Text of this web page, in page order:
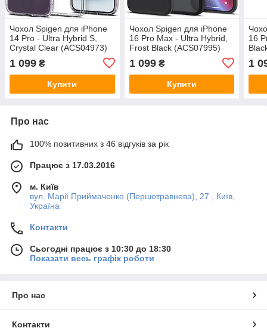
Чохол Spigen для iPhone
14 Pro - Ultra Hybrid S,
Crystal Clear (ACS04973)
1 099 ₴
Купити
Чохол Spigen для iPhone
16 Pro Max - Ultra Hybrid,
Frost Black (ACS07995)
1 099₴
Купити
16
1
Про нас
100% позитивних з 46 відгуків за рік
Працює з 17.03.2016
м. Київ
вул. Марії Приймаченко (Першотравнева), 27 , Київ,
Україна
Контакти
Сьогодні працює з 10:30 до 18:30
Показати весь графік роботи
Про нас
Контакти